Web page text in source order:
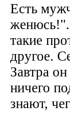
Есть
такие
другое.
Завтра
ничего
знают,